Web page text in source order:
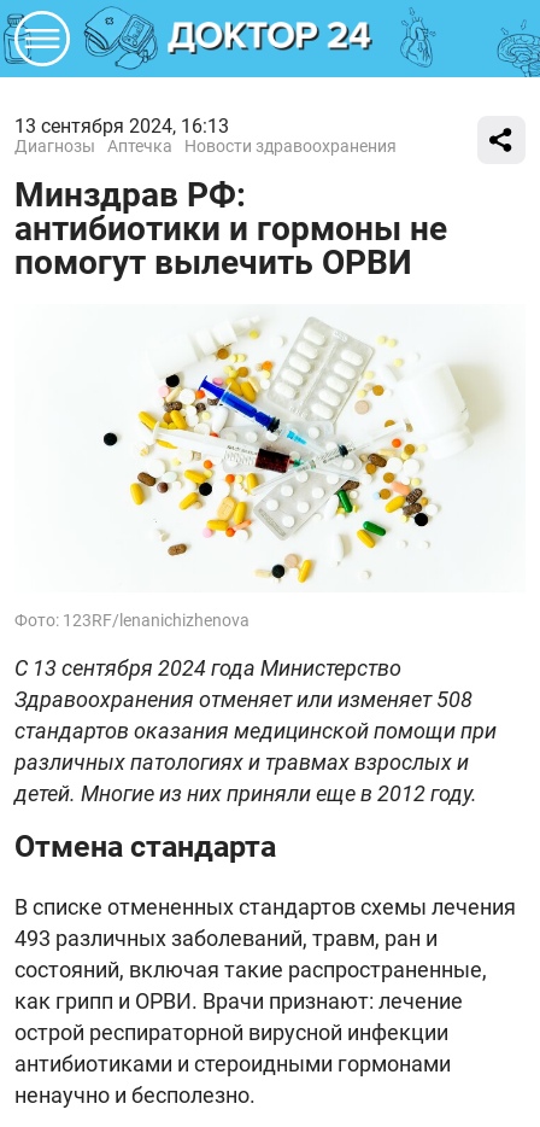
13 сентября 2024, 16:13
Диагнозы Аптечка Новости здравоохранения
Минздрав РФ:
антибиотики и гормоны не
помогут вылечить ОРВИ
Фото: 123RF/lenanichizhenova
С 13 сентября 2024 года Министерство
Здравоохранения отменяет или изменяет 508
стандартов оказания медицинской помощи при
различных патологиях и травмах взрослых и
детей. Многие из них приняли еще в 2012 году.
Отмена стандарта
В списке отмененных стандартов схемы лечения
493 различных заболеваний, травм, ран и
состояний, включая такие распространенные,
как грипп и ОРВИ. Врачи признают: лечение
острой респираторной вирусной инфекции
антибиотиками и стероидными гормонами
ненаучно и бесполезно.